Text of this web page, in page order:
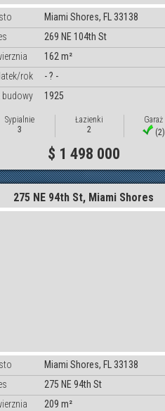
Miami Shores, FL 33138
269 NE 104th St
162 m²
rok
- ? -
budowy
1925
Sypialnie
3
Łazienki
2
Garaż
(2)
$ 1 498 000
275 NE 94th St, Miami Shores
Miami Shores, FL 33138
275 NE 94th St
209 m²